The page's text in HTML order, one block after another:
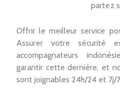
partez
Offrir le meilleur service
Assurer votre sécurité
accompagnateurs
garantir cette dernière, et
sont joignables 24h/24 et 7j/